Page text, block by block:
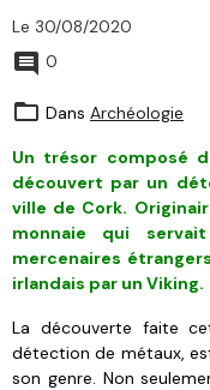
Le 30/08/2020
0
Dans Archéologie
Un trésor composé
découvert par un
ville de Cork.
monnaie qui
mercenaires
irlandais par un Viking.
La découverte faite
détection de métaux,
son genre . Non